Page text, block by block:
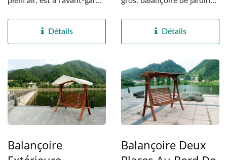
Détails Détails
Balançoire
Balançoire Deux